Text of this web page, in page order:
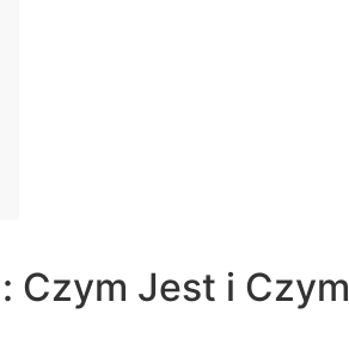
Czym Jest i Czym